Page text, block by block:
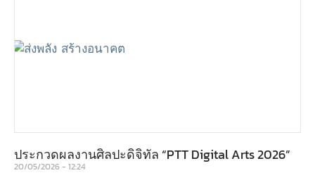
ประกวดผลงานศิลปะดิจิทัล “PTT Digital Arts 2026”
20/05/2026 12:24